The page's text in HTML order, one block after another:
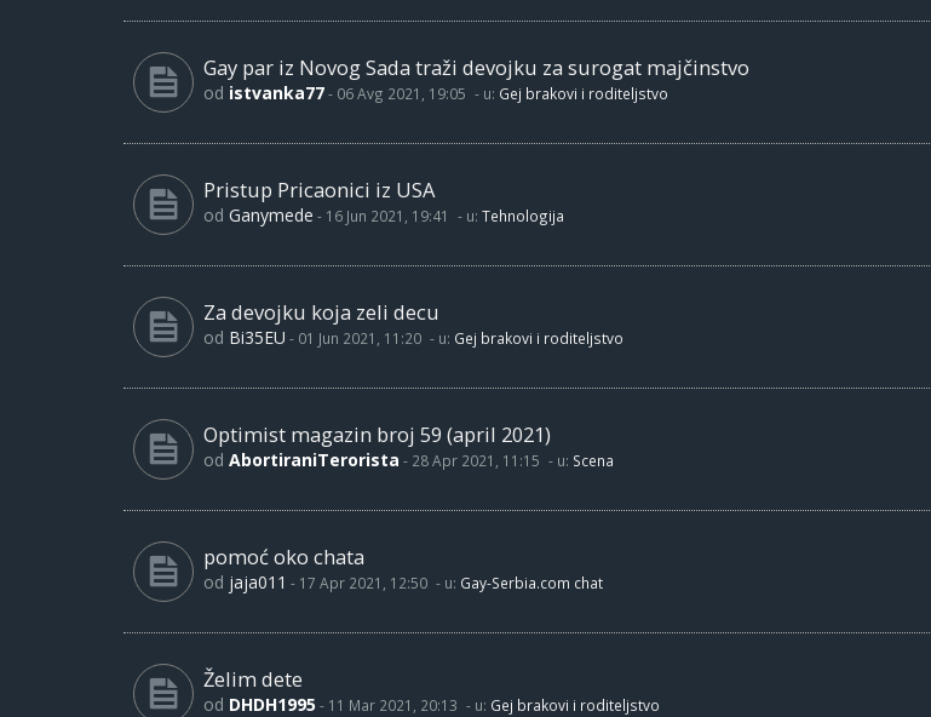
Gay par iz Novog Sada traži devojku za surogat majčinstvo
od istvanka77- 06 Avg 2021, 19:05 - u: Gej brakovi i roditeljstvo
Pristup Pricaonici iz USA
od Ganymede - 16 Jun 2021, 19:41 - u: Tehnologija
Za devojku koja zeli decu
od Bi35EU - 01 Jun 2021, 11:20 - u: Gej brakovi i roditeljstvo
Optimist magazin broj 59 (april 2021)
od AbortiraniTerorista - 28 Apr 2021, 11:15 - u: Scena
pomoć oko chata
od jaja011 - 17 Apr 2021, 12:50 - u: Gay-Serbia.com chat
Želim dete
od DHDH1995 - 11 Mar 2021, 20:13 - u: Gej brakovi i roditeljstvo